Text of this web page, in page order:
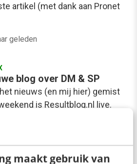
maakt gebruik van
artikel (met dank aan Pronet
geleden
blog over DM & SP
nieuws (en mij hier) gemist
is Resultblog.nl live.
van